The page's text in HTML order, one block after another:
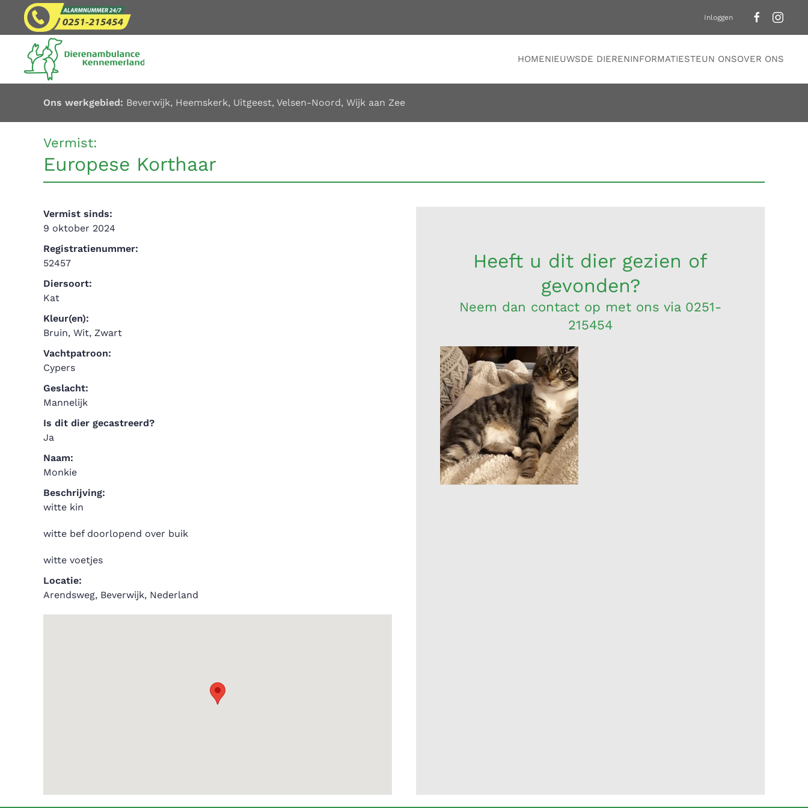
Overslaan en naar de inhoud gaan
Inloggen
HOMENIEUWSDE DIERENINFORMATIESTEUN ONSOVER ONS
Ons werkgebied: Beverwijk, Heemskerk, Uitgeest, Velsen-Noord, Wijk aan Zee
Vermist:
Europese Korthaar
Vermist sinds:
9 oktober 2024
Registratienummer:
52457
Diersoort:
Kat
Kleur(en):
Bruin, Wit, Zwart
Vachtpatroon:
Cypers
Geslacht:
Mannelijk
Is dit dier gecastreerd?
Ja
Naam:
Monkie
Beschrijving:
witte kin
witte bef doorlopend over buik
witte voetjes
Locatie:
Arendsweg, Beverwijk, Nederland
Heeft u dit dier gezien of
gevonden?
Neem dan contact op met ons via 0251-
215454
Naam: Monkie
Vergroot